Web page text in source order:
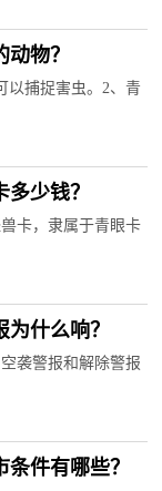
物？
以捕捉害虫。2、青
少钱？
卡，隶属于青眼卡
什么响？
袭警报和解除警报
件有哪些？